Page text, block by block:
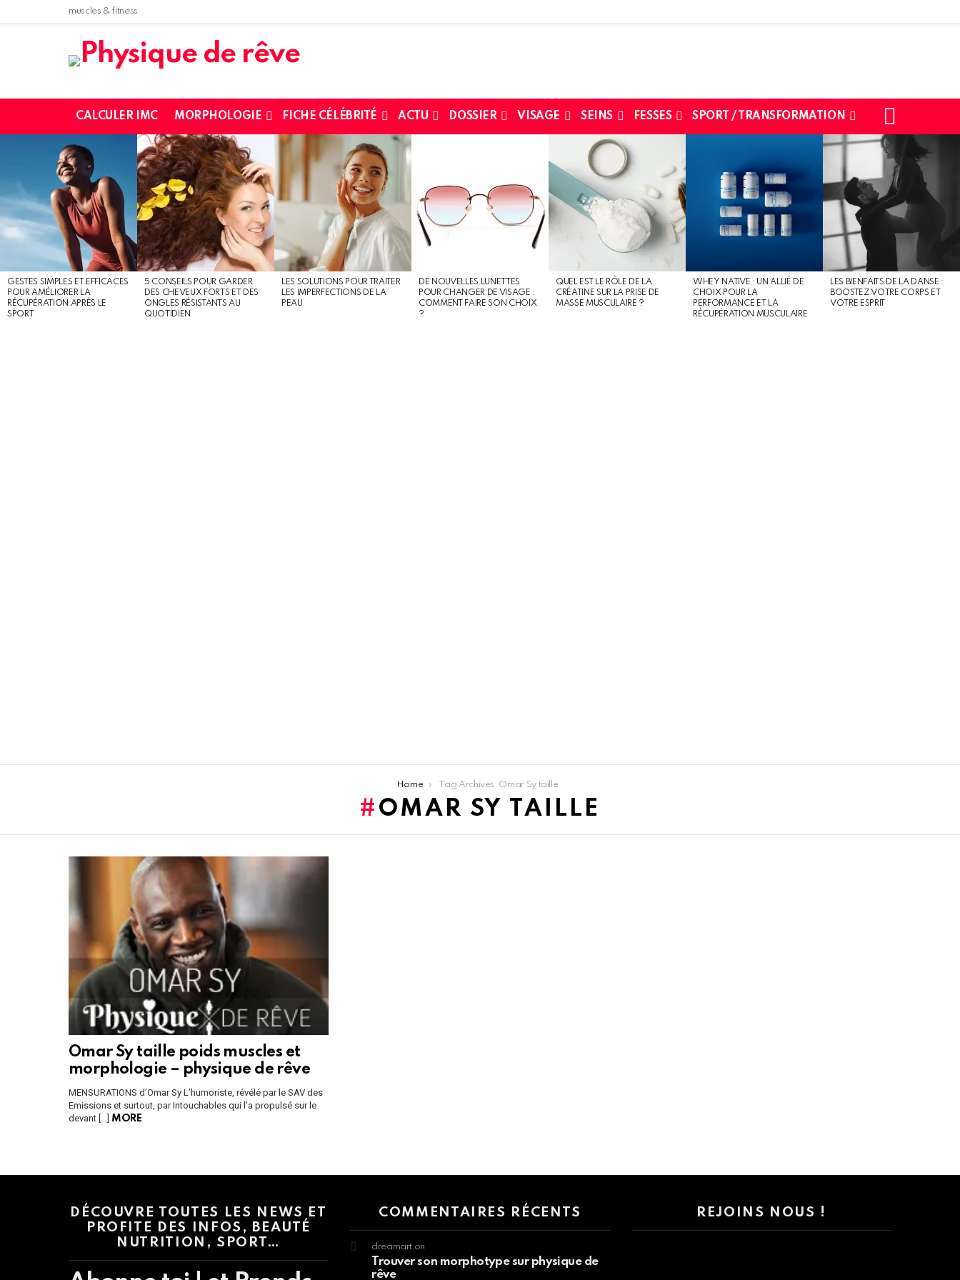
muscles & fitness
CALCULER IMC MORPHOLOGIE FICHE CÉLÉBRITÉ ACTU DOSSIER VISAGE SEINS FESSES SPORT / TRANSFORMATION
GESTES SIMPLES ET EFFICACES
POUR AMÉLIORER LA
RÉCUPÉRATION APRÈS LE
SPORT
5 CONSEILS POUR GARDER
DES CHEVEUX FORTS ET DES
ONGLES RÉSISTANTS AU
QUOTIDIEN
LES SOLUTIONS POUR TRAITER
LES IMPERFECTIONS DE LA
PEAU
DE NOUVELLES LUNETTES
POUR CHANGER DE VISAGE :
COMMENT FAIRE SON CHOIX
?
QUEL EST LE RÔLE DE LA
CRÉATINE SUR LA PRISE DE
MASSE MUSCULAIRE ?
WHEY NATIVE : UN ALLIÉ DE
CHOIX POUR LA
PERFORMANCE ET LA
RÉCUPÉRATION MUSCULAIRE
LES BIENFAITS DE LA DANSE :
BOOSTEZ VOTRE CORPS ET
VOTRE ESPRIT
Home Tag Archives: Omar Sy taille
OMAR SY TAILLE
STORIES
Omar Sy taille poids muscles et
morphologie – physique de rêve
MENSURATIONS d’Omar Sy L’humoriste, révélé par le SAV des
Emissions et surtout, par Intouchables qui l’a propulsé sur le
devant […] MORE
DÉCOUVRE TOUTES LES NEWS ET
PROFITE DES INFOS, BEAUTÉ
NUTRITION, SPORT…
COMMENTAIRES RÉCENTS
dreamart on
Trouver son morphotype sur physique de
rêve
REJOINS NOUS !